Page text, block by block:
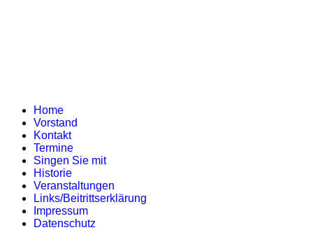
Home
Vorstand
Kontakt
Termine
Singen Sie mit
Historie
Veranstaltungen
Links/Beitrittserklärung
Impressum
Datenschutz